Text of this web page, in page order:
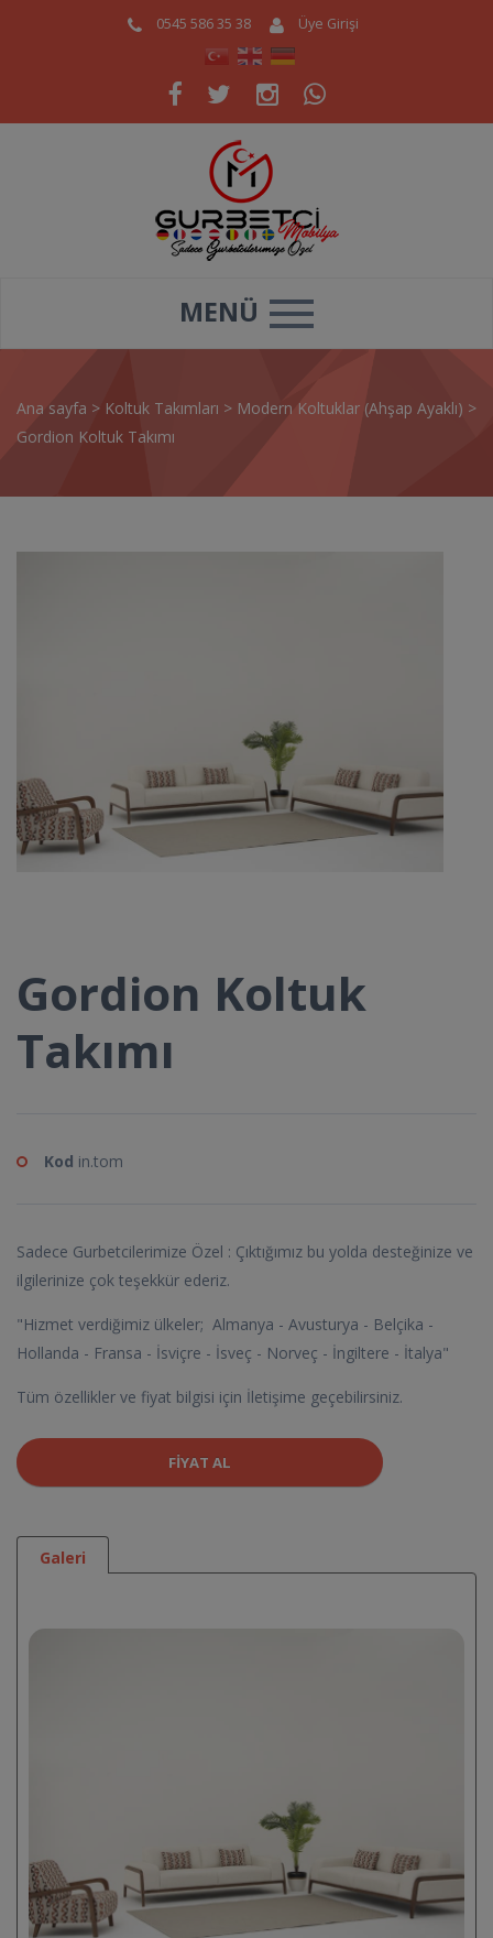
0545 586 35 38 Üye Girişi
MENÜ
Ana sayfa > Koltuk Takımları > Modern Koltuklar (Ahşap Ayaklı) >
Gordion Koltuk Takımı
Gordion Koltuk
Takımı
Kod in.tom
Sadece Gurbetcilerimize Özel : Çıktığımız bu yolda desteğinize ve
ilgilerinize çok teşekkür ederiz.
"Hizmet verdiğimiz ülkeler; Almanya - Avusturya - Belçika -
Hollanda - Fransa - İsviçre - İsveç - Norveç - İngiltere - İtalya"
Tüm özellikler ve fiyat bilgisi için İletişime geçebilirsiniz.
FIYAT AL
Galeri